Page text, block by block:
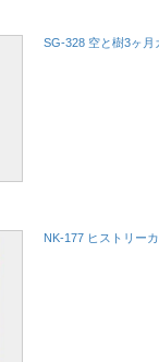
SG-328 空と樹3ヶ月
NK-177 ヒストリー